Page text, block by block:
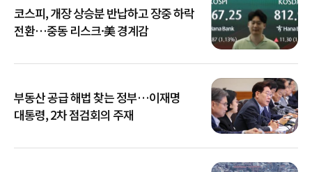
코스피, 개장 상승분 반납하고 장중 하락
전환…중동 리스크·美 경계감
부동산 공급 해법 찾는 정부…이재명
대통령, 2차 점검회의 주재